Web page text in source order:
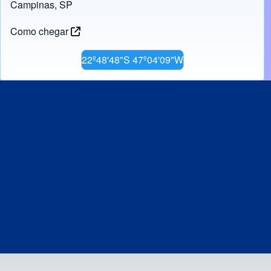
Campinas, SP
Como chegar
22º48'48"S 47º04'09"W